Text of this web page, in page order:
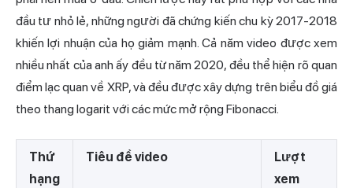
đầu tư nhỏ lẻ, những người đã chứng kiến chu kỳ 2017-2018
khiến lợi nhuận của họ giảm mạnh. Cả năm video được xem
nhiều nhất của anh ấy đều từ năm 2020, đều thể hiện rõ quan
điểm lạc quan về XRP, và đều được xây dựng trên biểu đồ giá
theo thang logarit với các mức mở rộng Fibonacci.
Thứ
hạng
Tiêu đề video
Lượt
xem